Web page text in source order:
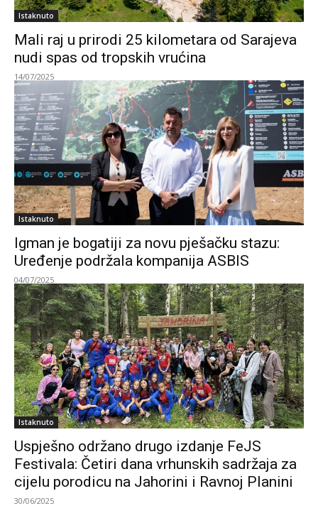
Istaknuto
Mali raj u prirodi 25 kilometara od Sarajeva
nudi spas od tropskih vrućina
14/07/2025
Istaknuto
Igman je bogatiji za novu pješačku stazu:
Uređenje podržala kompanija ASBIS
04/07/2025
Istaknuto
Uspješno održano drugo izdanje FeJS
Festivala: Četiri dana vrhunskih sadržaja za
cijelu porodicu na Jahorini i Ravnoj Planini
30/06/2025